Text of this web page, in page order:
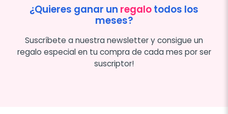
¿Quieres ganar un regalotodos los
meses?
Suscríbete a nuestra newsletter y consigue un
regalo especial en tu compra de cada mes por ser
suscriptor!